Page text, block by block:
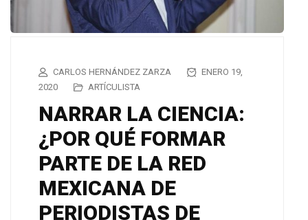
CARLOS HERNÁNDEZ ZARZA
ENERO 19,
2020
ARTÍCULISTA
NARRAR LA CIENCIA:
¿POR QUÉ FORMAR
PARTE DE LA RED
MEXICANA DE
PERIODISTAS DE